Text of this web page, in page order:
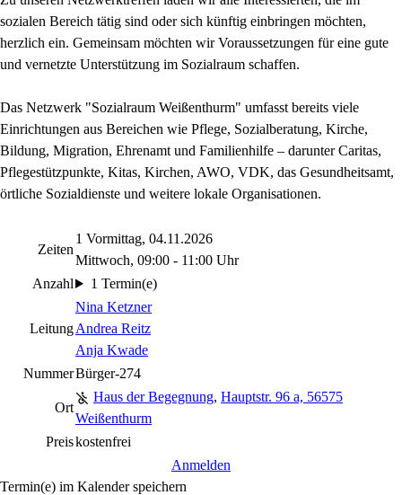
sozialen Bereich tätig sind oder sich künftig einbringen möchten,
herzlich ein. Gemeinsam möchten wir Voraussetzungen für eine gute
und vernetzte Unterstützung im Sozialraum schaffen.
Das Netzwerk "Sozialraum Weißenthurm" umfasst bereits viele
Einrichtungen aus Bereichen wie Pflege, Sozialberatung, Kirche,
Bildung, Migration, Ehrenamt und Familienhilfe – darunter Caritas,
Pflegestützpunkte, Kitas, Kirchen, AWO, VDK, das Gesundheitsamt,
örtliche Sozialdienste und weitere lokale Organisationen.
Zeiten
1 Vormittag, 04.11.2026
Mittwoch, 09:00 - 11:00 Uhr
Anzahl
1 Termin(e)
Leitung
Nina Ketzner
Andrea Reitz
Anja Kwade
NummerBürger-274
Ort
Haus der Begegnung, Hauptstr. 96 a, 56575
Weißenthurm
Preiskostenfrei
Anmelden
Termin(e) im Kalender speichern